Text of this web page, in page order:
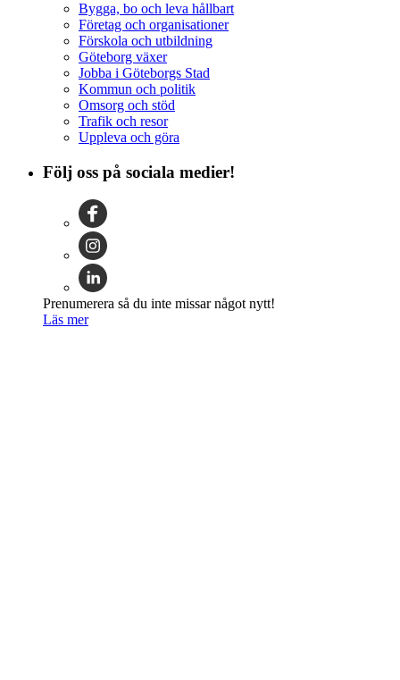
Bygga, bo och leva hållbart
Företag och organisationer
Förskola och utbildning
Göteborg växer
Jobba i Göteborgs Stad
Kommun och politik
Omsorg och stöd
Trafik och resor
Uppleva och göra
Följ oss på sociala medier!
Prenumerera så du inte missar något nytt!
Läs mer